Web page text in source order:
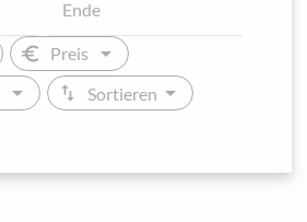
euro Preis arrow_drop_down
arrow_drop_down swap_vert Sortieren arrow_drop_down